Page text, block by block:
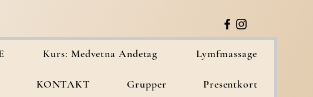
Kurs: Medvetna Andetag Lymfmassage
KONTAKT Grupper Presentkort